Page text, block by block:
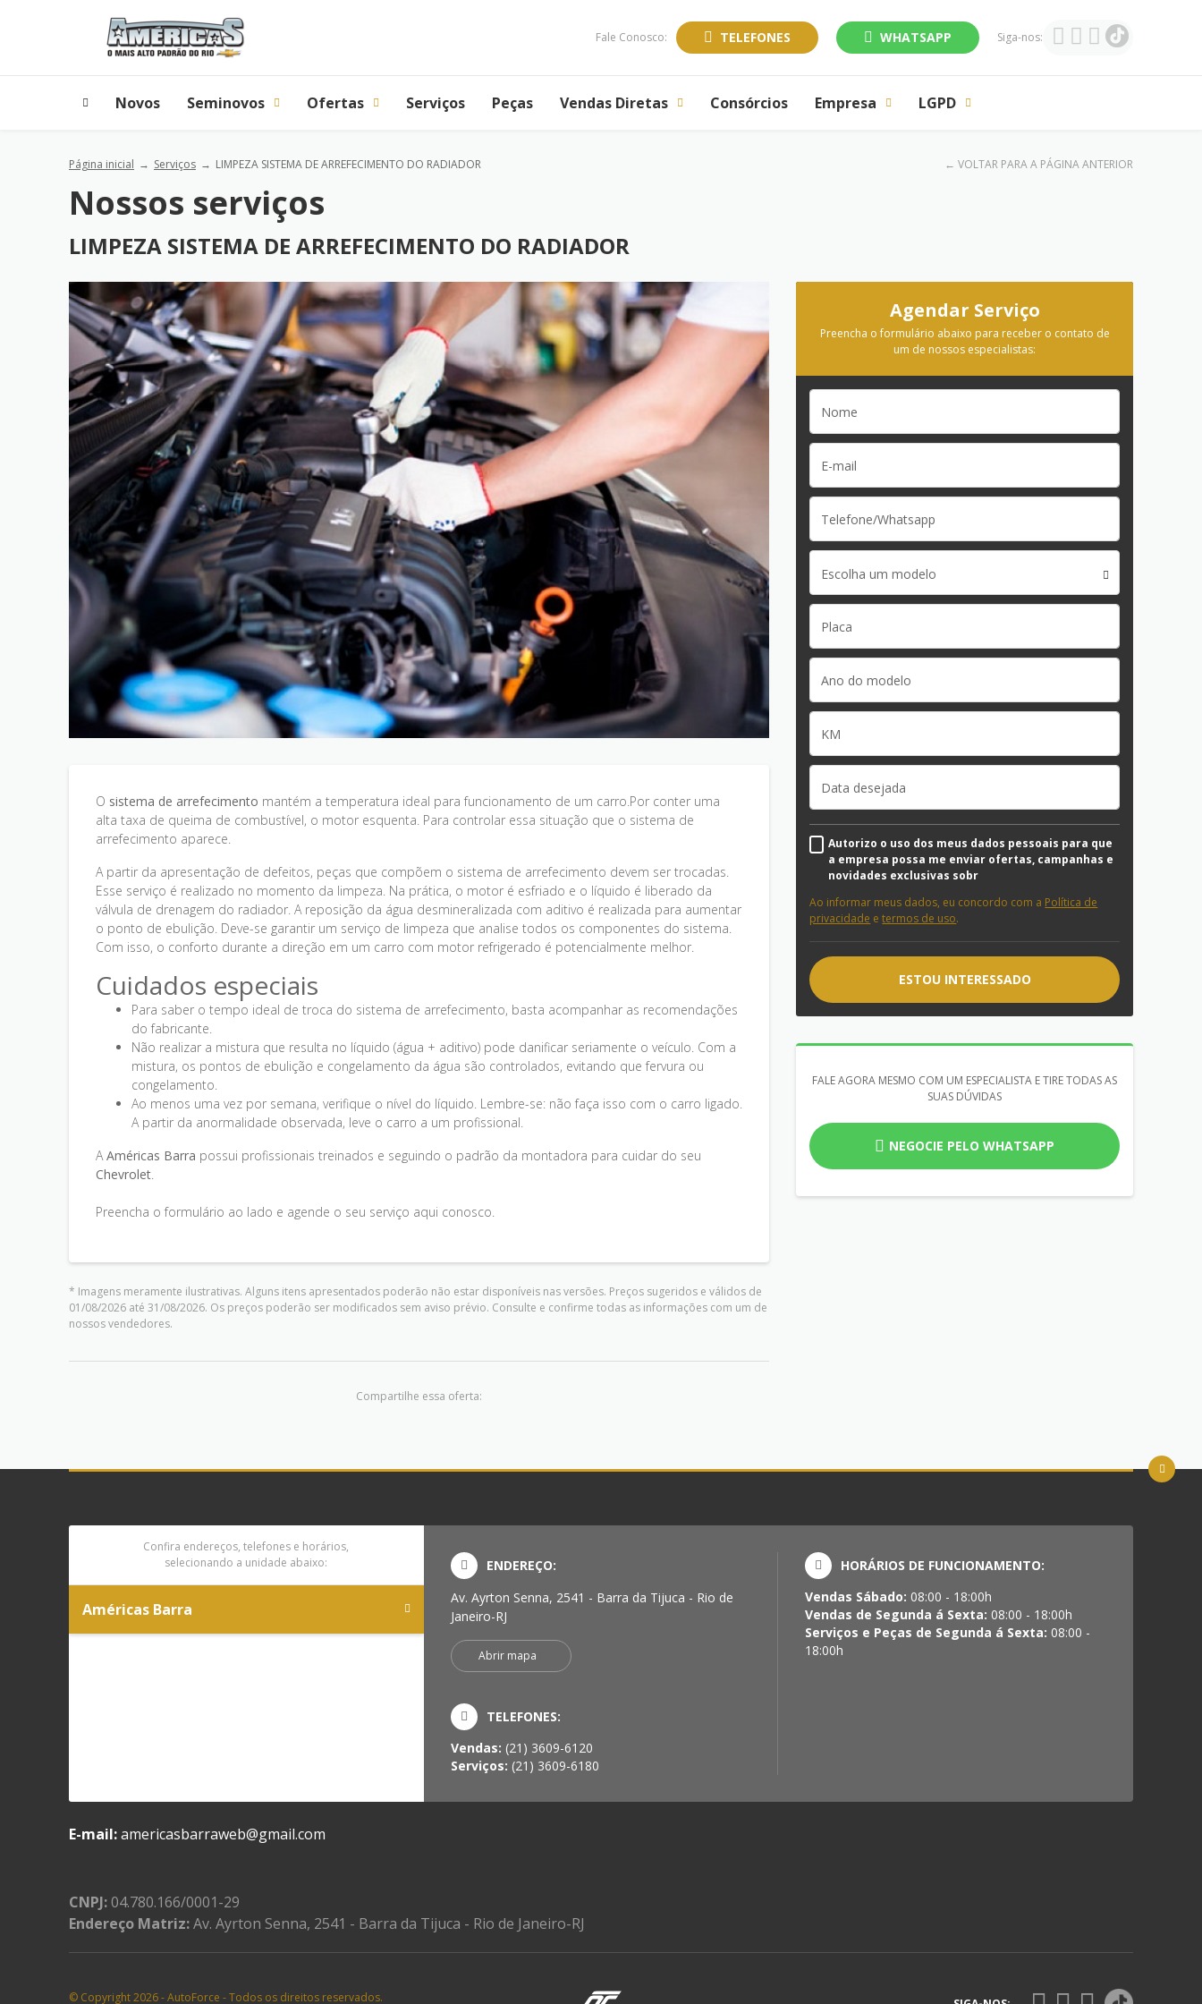
Fale Conosco: TELEFONES WHATSAPP Siga-nos:
Novos Seminovos Ofertas Serviços Peças Vendas Diretas Consórcios Empresa LGPD
Página inicial Serviços LIMPEZA SISTEMA DE ARREFECIMENTO DO RADIADOR ← VOLTAR PARA A PÁGINA ANTERIOR
Nossos serviços
LIMPEZA SISTEMA DE ARREFECIMENTO DO RADIADOR
O sistema de arrefecimento mantém a temperatura ideal para funcionamento de um carro.Por conter uma
alta taxa de queima de combustível, o motor esquenta. Para controlar essa situação que o sistema de
arrefecimento aparece.
A partir da apresentação de defeitos, peças que compõem o sistema de arrefecimento devem ser trocadas.
Esse serviço é realizado no momento da limpeza. Na prática, o motor é esfriado e o líquido é liberado da
válvula de drenagem do radiador. A reposição da água desmineralizada com aditivo é realizada para aumentar
o ponto de ebulição. Deve-se garantir um serviço de limpeza que analise todos os componentes do sistema.
Com isso, o conforto durante a direção em um carro com motor refrigerado é potencialmente melhor.
Cuidados especiais
Para saber o tempo ideal de troca do sistema de arrefecimento, basta acompanhar as recomendações
do fabricante.
Não realizar a mistura que resulta no líquido (água + aditivo) pode danificar seriamente o veículo. Com a
mistura, os pontos de ebulição e congelamento da água são controlados, evitando que fervura ou
congelamento.
Ao menos uma vez por semana, verifique o nível do líquido. Lembre-se: não faça isso com o carro ligado.
A partir da anormalidade observada, leve o carro a um profissional.
AAméricas Barra possui profissionais treinados e seguindo o padrão da montadora para cuidar do seu
Chevrolet.
Preencha o formulário ao lado e agende o seu serviço aqui conosco.
* Imagens meramente ilustrativas. Alguns itens apresentados poderão não estar disponíveis nas versões. Preços sugeridos e válidos de
01/08/2026 até 31/08/2026. Os preços poderão ser modificados sem aviso prévio. Consulte e confirme todas as informações com um de
nossos vendedores.
Compartilhe essa oferta:
Agendar Serviço
Preencha o formulário abaixo para receber o contato de
um de nossos especialistas:
Escolha um modelo
Autorizo o uso dos meus dados pessoais para que
a empresa possa me enviar ofertas, campanhas e
novidades exclusivas sobr
Ao informar meus dados, eu concordo com a Política de
privacidade etermos de uso.
ESTOU INTERESSADO
FALE AGORA MESMO COM UM ESPECIALISTA E TIRE TODAS AS
SUAS DÚVIDAS
NEGOCIE PELO WHATSAPP
Confira endereços, telefones e horários,
selecionando a unidade abaixo:
Américas Barra
ENDEREÇO:
Av. Ayrton Senna, 2541 - Barra da Tijuca - Rio de
Janeiro-RJ
Abrir mapa
TELEFONES:
Vendas: (21) 3609-6120
Serviços: (21) 3609-6180
HORÁRIOS DE FUNCIONAMENTO:
Vendas Sábado: 08:00 - 18:00h
Vendas de Segunda á Sexta: 08:00 - 18:00h
Serviços e Peças de Segunda á Sexta: 08:00 -
18:00h
E-mail:americasbarraweb@gmail.com
CNPJ:04.780.166/0001-29
Endereço Matriz:Av. Ayrton Senna, 2541 - Barra da Tijuca - Rio de Janeiro-RJ
© Copyright 2026-AutoForce - Todos os direitos reservados.